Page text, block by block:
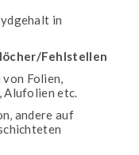
in
Fehlstellen
Folien,
Alufolien etc.
andere auf